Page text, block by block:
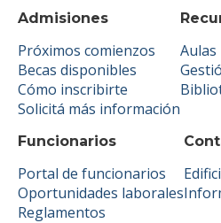
Admisiones
Próximos comienzos
Becas disponibles
Cómo inscribirte
Solicitá más información
Aulas
Funcionarios
Portal de funcionarios
Oportunidades laborales
Reglamentos